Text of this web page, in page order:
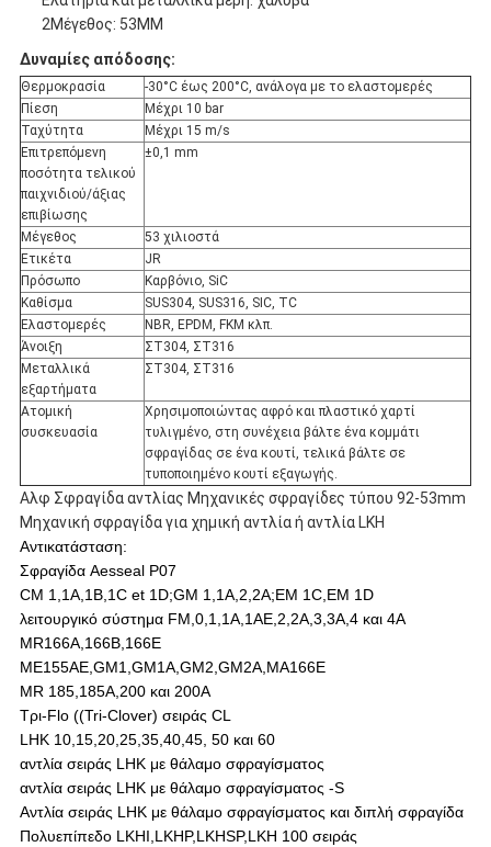
2Μέγεθος: 53MM
Δυναμίες απόδοσης:
Θερμοκρασία
-30°C έως 200°C, ανάλογα με το ελαστομερές
Πίεση
Μέχρι 10 bar
Ταχύτητα
Μέχρι 15 m/s
Επιτρεπόμενη
ποσότητα τελικού
παιχνιδιού/άξιας
επιβίωσης
±0,1 mm
Μέγεθος
53 χιλιοστά
Ετικέτα
JR
Πρόσωπο
Καρβόνιο, SiC
Καθίσμα
SUS304, SUS316, SIC, TC
Ελαστομερές
NBR, EPDM, FKM κλπ.
Άνοιξη
ΣΤ304, ΣΤ316
Μεταλλικά
εξαρτήματα
ΣΤ304, ΣΤ316
Ατομική
συσκευασία
Χρησιμοποιώντας αφρό και πλαστικό χαρτί
τυλιγμένο, στη συνέχεια βάλτε ένα κομμάτι
σφραγίδας σε ένα κουτί, τελικά βάλτε σε
τυποποιημένο κουτί εξαγωγής.
Αλφ Σφραγίδα αντλίας Μηχανικές σφραγίδες τύπου 92-53mm
Μηχανική σφραγίδα για χημική αντλία ή αντλία LKH
Αντικατάσταση:
Σφραγίδα Aesseal P07
CM 1,1A,1B,1C et 1D;GM 1,1A,2,2A;EM 1C,EM 1D
λειτουργικό σύστημα FM,0,1,1A,1AE,2,2Α,3,3A,4 και 4A
MR166A,166B,166E
ME155AE,GM1,GM1A,GM2,GM2A,MA166E
MR 185,185A,200 και 200A
Τρι-Flo ((Tri-Clover) σειράς CL
LHK 10,15,20,25,35,40,45, 50 και 60
αντλία σειράς LHK με θάλαμο σφραγίσματος
αντλία σειράς LHK με θάλαμο σφραγίσματος -S
Αντλία σειράς LHK με θάλαμο σφραγίσματος και διπλή σφραγίδα
Πολυεπίπεδο LKHI,LKHP,LKHSP,LKH 100 σειράς